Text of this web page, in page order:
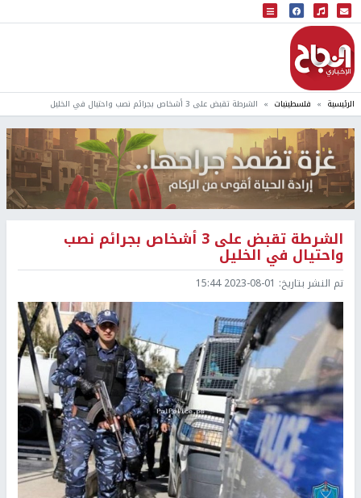
البث المباشر
إذاعة النجاح
الرئيسية فلسطينيات الشرطة تقبض على 3 أشخاص بجرائم نصب واحتيال في الخليل
الشرطة تقبض على 3 أشخاص بجرائم نصب
واحتيال في الخليل
تم النشر بتاريخ: 2023-08-01 15:44